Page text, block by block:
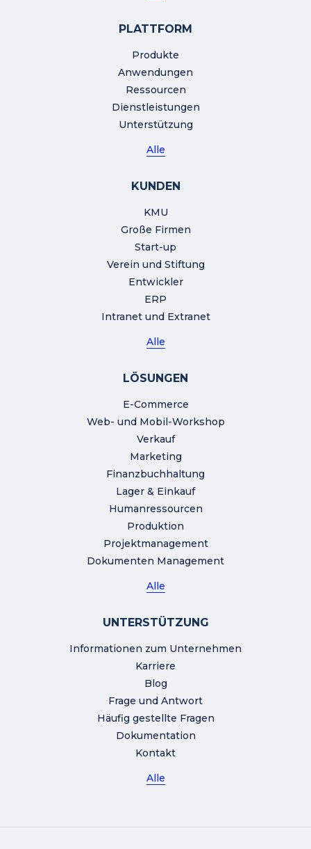
PLATTFORM
Produkte
Anwendungen
Ressourcen
Dienstleistungen
Unterstützung
Alle
KUNDEN
KMU
Große Firmen
Start-up
Verein und Stiftung
Entwickler
ERP
Intranet und Extranet
Alle
LÖSUNGEN
E-Commerce
Web- und Mobil-Workshop
Verkauf
Marketing
Finanzbuchhaltung
Lager & Einkauf
Humanressourcen
Produktion
Projektmanagement
Dokumenten Management
Alle
UNTERSTÜTZUNG
Informationen zum Unternehmen
Karriere
Blog
Frage und Antwort
Häufig gestellte Fragen
Dokumentation
Kontakt
Alle